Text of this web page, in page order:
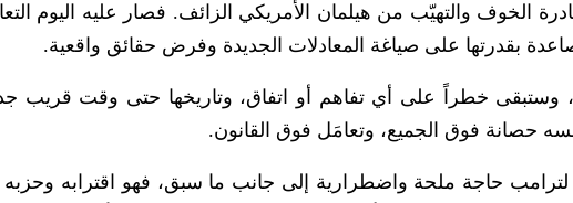
الخوف والتهيّب من هيلمان الأمريكي الزائف. فصار عليه اليوم
بقدرتها على صياغة المعادلات الجديدة وفرض حقائق واقعية.
وستبقى خطراً على أي تفاهم أو اتفاق، وتاريخها حتى وقت قريب
حصانة فوق الجميع، وتعامَل فوق القانون.
لترامب حاجة ملحة واضطرارية إلى جانب ما سبق، فهو اقترابه